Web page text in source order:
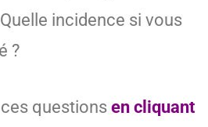
incidence si vous
?
ces questions en cliquant